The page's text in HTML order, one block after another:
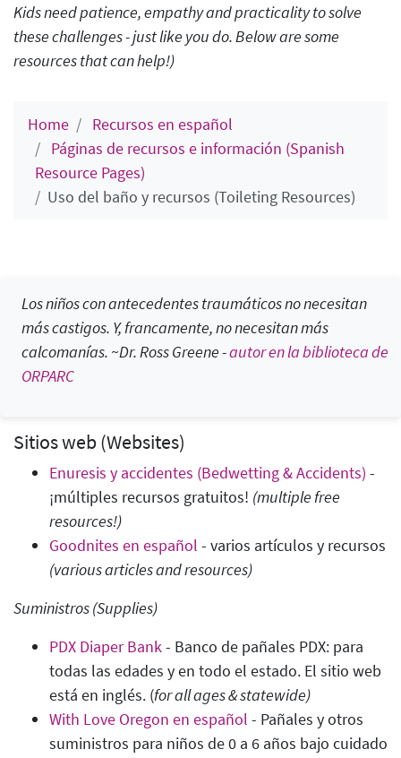
Kids need patience, empathy and practicality to solve
these challenges - just like you do. Below are some
resources that can help!)
Home
Recursos en español
Páginas de recursos e información (Spanish
Resource Pages)
Uso del baño y recursos (Toileting Resources)
Los niños con antecedentes traumáticos no necesitan
más castigos. Y, francamente, no necesitan más
calcomanías. ~Dr. Ross Greene -autor en la biblioteca de
ORPARC
Sitios web (Websites)
Enuresis y accidentes (Bedwetting & Accidents) -
¡múltiples recursos gratuitos! (multiple free
resources!)
Goodnites en español - varios artículos y recursos
(various articles and resources)
Suministros (Supplies)
PDX Diaper Bank- Banco de pañales PDX: para
todas las edades y en todo el estado. El sitio web
está en inglés. (for all ages & statewide)
With Love Oregon en español - Pañales y otros
suministros para niños de 0 a 6 años bajo cuidado